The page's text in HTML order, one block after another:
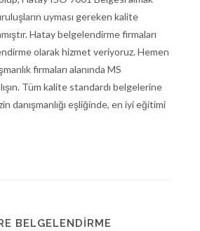
uyması gereken kalite
Hatay belgelendirme firmaları
olarak hizmet veriyoruz. Hemen
firmaları alanında MS
Tüm kalite standardı belgelerine
danışmanlığı eşliğinde, en iyi eğitimi
BELGELENDIRME